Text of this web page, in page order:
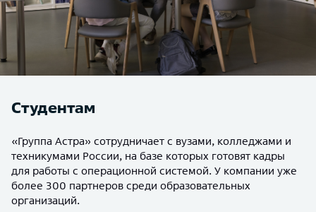
Студентам
«Группа Астра» сотрудничает с вузами, колледжами и
техникумами России, на базе которых готовят кадры
для работы с операционной системой. У компании уже
более 300 партнеров среди образовательных
организаций.